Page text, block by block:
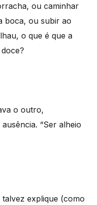
ou caminhar
boca, ou subir ao
o que é que a
o outro,
“Ser alheio
explique (como